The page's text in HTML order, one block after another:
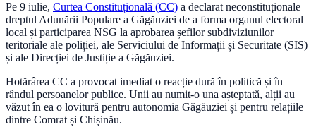
Pe 9 iulie, Curtea Constituțională (CC) a declarat neconstituționale
dreptul Adunării Populare a Găgăuziei de a forma organul electoral
local și participarea NSG la aprobarea șefilor subdiviziunilor
teritoriale ale poliției, ale Serviciului de Informații și Securitate (SIS)
și ale Direcției de Justiție a Găgăuziei.
Hotărârea CC a provocat imediat o reacție dură în politică și în
rândul persoanelor publice. Unii au numit-o una așteptată, alții au
văzut în ea o lovitură pentru autonomia Găgăuziei și pentru relațiile
dintre Comrat și Chișinău.